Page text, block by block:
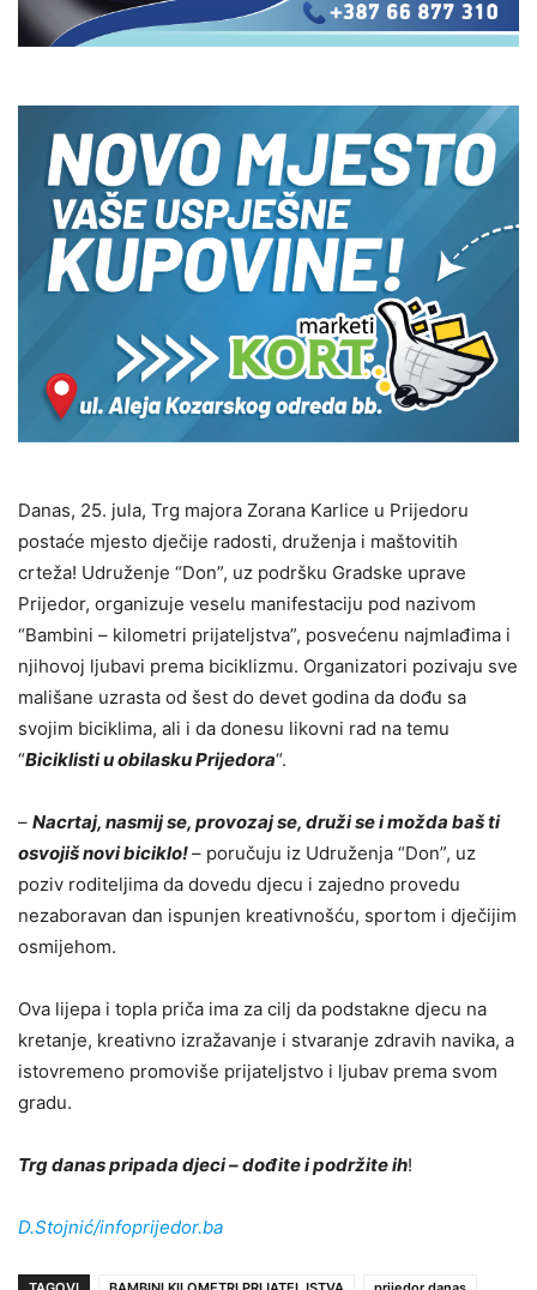
Danas, 25. jula, Trg majora Zorana Karlice u Prijedoru
postaće mjesto dječije radosti, druženja i maštovitih
crteža! Udruženje “Don”, uz podršku Gradske uprave
Prijedor, organizuje veselu manifestaciju pod nazivom
“Bambini – kilometri prijateljstva”, posvećenu najmlađima i
njihovoj ljubavi prema biciklizmu. Organizatori pozivaju sve
mališane uzrasta od šest do devet godina da dođu sa
svojim biciklima, ali i da donesu likovni rad na temu
“Biciklisti u obilasku Prijedora“.
– Nacrtaj, nasmij se, provozaj se, druži se i možda baš ti
osvojiš novi biciklo!– poručuju iz Udruženja “Don”, uz
poziv roditeljima da dovedu djecu i zajedno provedu
nezaboravan dan ispunjen kreativnošću, sportom i dječijim
osmijehom.
Ova lijepa i topla priča ima za cilj da podstakne djecu na
kretanje, kreativno izražavanje i stvaranje zdravih navika, a
istovremeno promoviše prijateljstvo i ljubav prema svom
gradu.
Trg danas pripada djeci – dođite i podržite ih!
D.Stojnić/infoprijedor.ba